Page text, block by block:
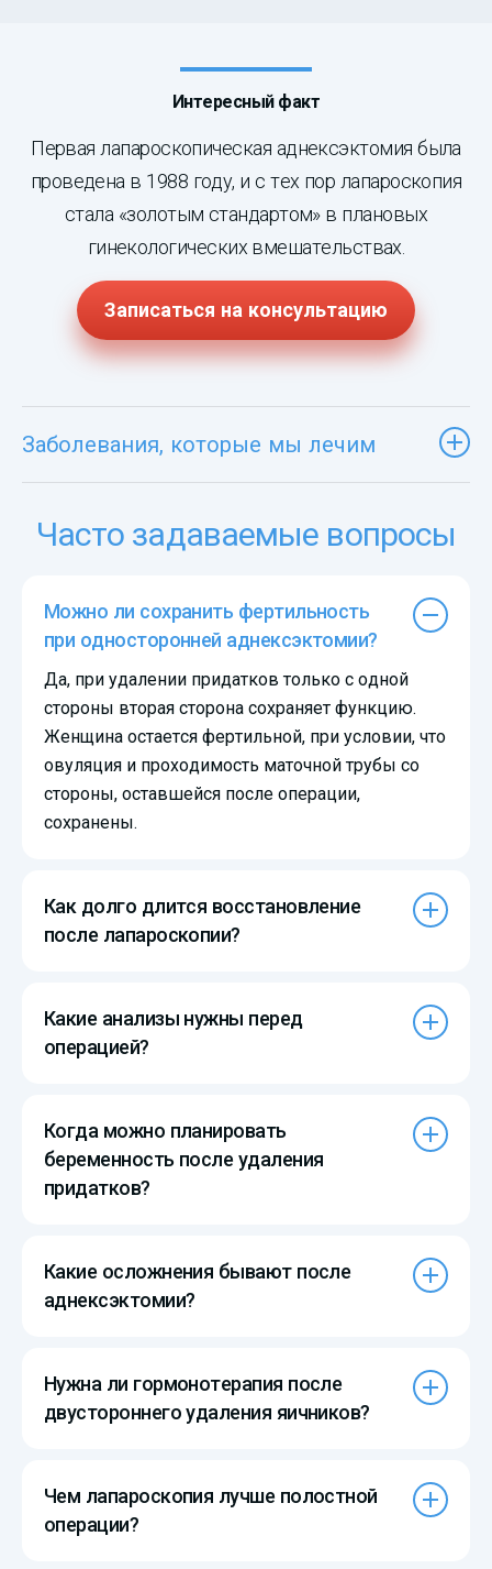
Интересный факт
Первая лапароскопическая аднексэктомия была
проведена в 1988 году, и с тех пор лапароскопия
стала «золотым стандартом» в плановых
гинекологических вмешательствах.
Записаться на консультацию
Заболевания, которые мы лечим
Часто задаваемые вопросы
Можно ли сохранить фертильность
при односторонней аднексэктомии?
Да, при удалении придатков только с одной
стороны вторая сторона сохраняет функцию.
Женщина остается фертильной, при условии, что
овуляция и проходимость маточной трубы со
стороны, оставшейся после операции,
сохранены.
Как долго длится восстановление
после лапароскопии?
Какие анализы нужны перед
операцией?
Когда можно планировать
беременность после удаления
придатков?
Какие осложнения бывают после
аднексэктомии?
Нужна ли гормонотерапия после
двустороннего удаления яичников?
Чем лапароскопия лучше полостной
операции?